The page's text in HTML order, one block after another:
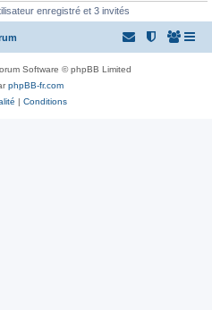
enregistré et 3 invités
Software © phpBB Limited
phpBB-fr.com
| Conditions